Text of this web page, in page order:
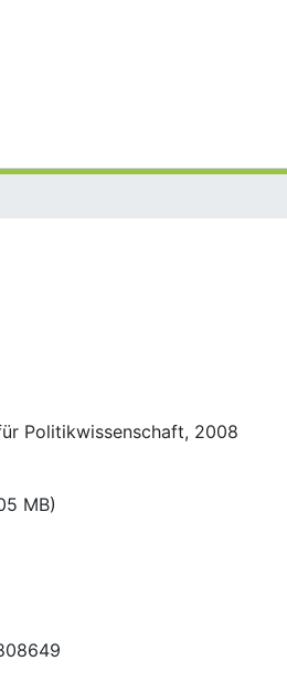
Politikwissenschaft, 2008
MB)